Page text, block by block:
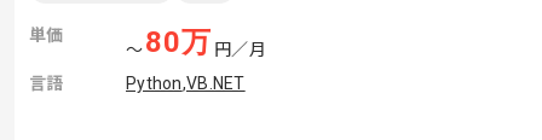
単価
〜80万 円／月
言語
Python,VB.NET